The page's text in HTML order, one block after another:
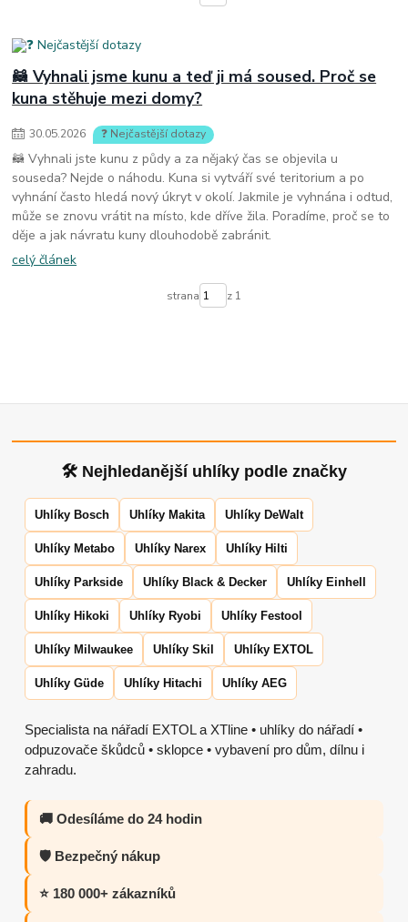
🦝 Vyhnali jsme kunu a teď ji má soused. Proč se
kuna stěhuje mezi domy?
30.05.2026 ❓ Nejčastější dotazy
🦝 Vyhnali jste kunu z půdy a za nějaký čas se objevila u
souseda? Nejde o náhodu. Kuna si vytváří své teritorium a po
vyhnání často hledá nový úkryt v okolí. Jakmile je vyhnána i odtud,
může se znovu vrátit na místo, kde dříve žila. Poradíme, proč se to
děje a jak návratu kuny dlouhodobě zabránit.
celý článek
strana z 1
🛠 Nejhledanější uhlíky podle značky
Uhlíky Bosch Uhlíky Makita Uhlíky DeWalt
Uhlíky Metabo Uhlíky Narex Uhlíky Hilti
Uhlíky Parkside Uhlíky Black & Decker Uhlíky Einhell
Uhlíky Hikoki Uhlíky Ryobi Uhlíky Festool
Uhlíky Milwaukee Uhlíky Skil Uhlíky EXTOL
Uhlíky Güde Uhlíky Hitachi Uhlíky AEG
Specialista na nářadí EXTOL a XTline • uhlíky do nářadí •
odpuzovače škůdců • sklopce • vybavení pro dům, dílnu i
zahradu.
🚚 Odesíláme do 24 hodin
🛡️ Bezpečný nákup
⭐ 180 000+ zákazníků